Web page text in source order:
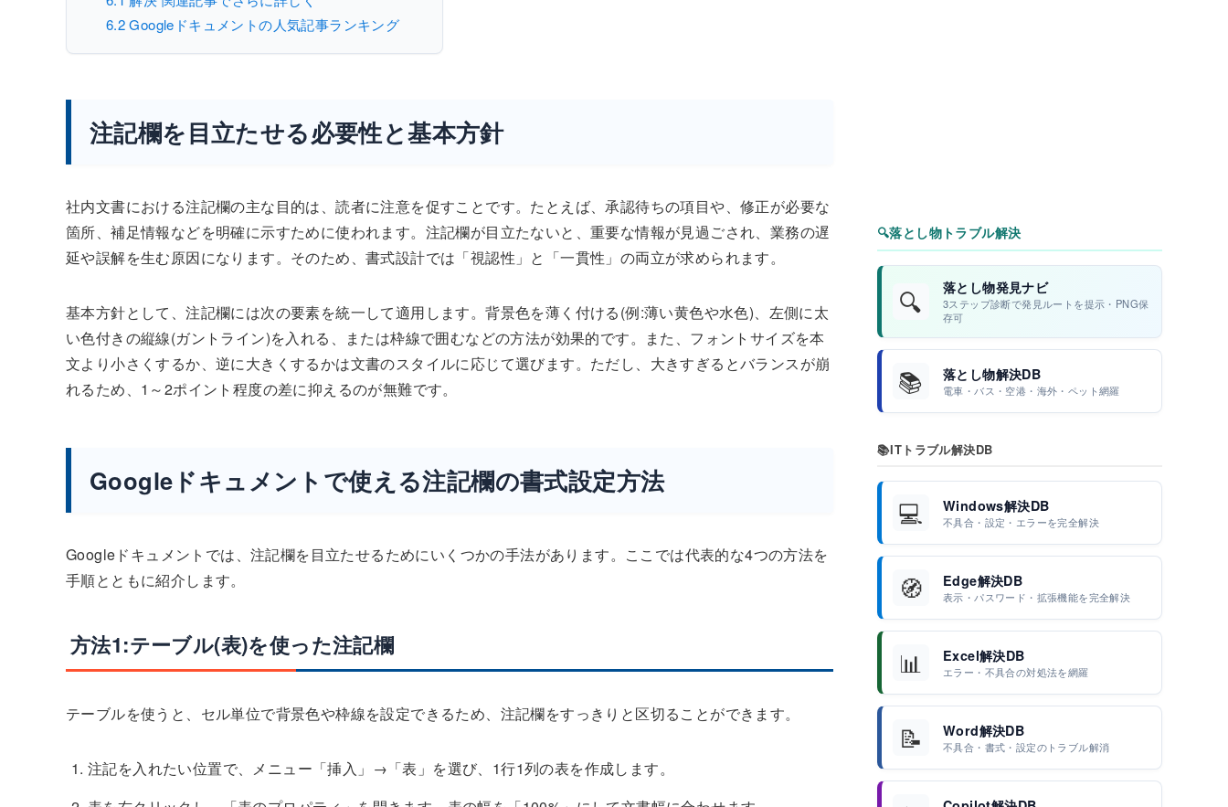
6.2Googleドキュメントの人気記事ランキング
注記欄を目立たせる必要性と基本方針
社内文書における注記欄の主な目的は、読者に注意を促すことです。たとえば、承認待ちの項目や、修正が必要な
箇所、補足情報などを明確に示すために使われます。注記欄が目立たないと、重要な情報が見過ごされ、業務の遅
延や誤解を生む原因になります。そのため、書式設計では「視認性」と「一貫性」の両立が求められます。
基本方針として、注記欄には次の要素を統一して適用します。背景色を薄く付ける(例:薄い黄色や水色)、左側に太
い色付きの縦線(ガントライン)を入れる、または枠線で囲むなどの方法が効果的です。また、フォントサイズを本
文より小さくするか、逆に大きくするかは文書のスタイルに応じて選びます。ただし、大きすぎるとバランスが崩
れるため、1～2ポイント程度の差に抑えるのが無難です。
Googleドキュメントで使える注記欄の書式設定方法
Googleドキュメントでは、注記欄を目立たせるためにいくつかの手法があります。ここでは代表的な4つの方法を
手順とともに紹介します。
方法1:テーブル(表)を使った注記欄
テーブルを使うと、セル単位で背景色や枠線を設定できるため、注記欄をすっきりと区切ることができます。
注記を入れたい位置で、メニュー「挿入」→「表」を選び、1行1列の表を作成します。
🔍落とし物トラブル解決
🔍 落とし物発見ナビ
3ステップ診断で発見ルートを提示・PNG保
存可
📚 落とし物解決DB
電車・バス・空港・海外・ペット網羅
📚ITトラブル解決DB
💻 Windows解決DB
不具合・設定・エラーを完全解決
🧭 Edge解決DB
表示・パスワード・拡張機能を完全解決
📊 Excel解決DB
エラー・不具合の対処法を網羅
📝 Word解決DB
不具合・書式・設定のトラブル解消